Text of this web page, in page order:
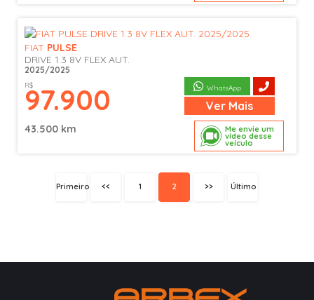
Me envie um
vídeo desse
veículo
FIAT PULSE
DRIVE 1.3 8V FLEX AUT.
2025/2025
R$
97.900 WhatsApp
Ver Mais
43.500 km
Primeiro << 1 2 >> Último